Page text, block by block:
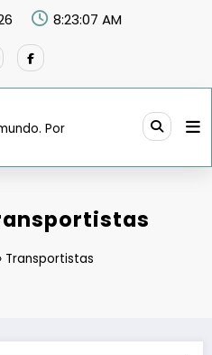
8:23:08 AM
Por
Transportistas